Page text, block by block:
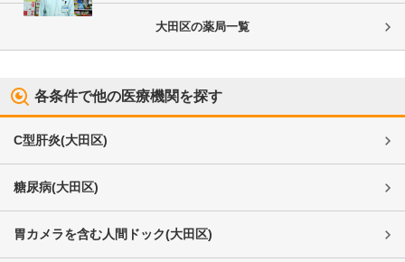
大田区の薬局一覧
各条件で他の医療機関を探す
C型肝炎(大田区)
糖尿病(大田区)
胃カメラを含む人間ドック(大田区)